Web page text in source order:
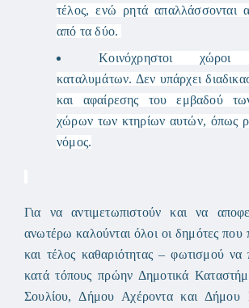
τέλος, ενώ ρητά απαλλάσσονται
από τα δύο.
Κοινόχρηστοι χώροι
καταλυμάτων. Δεν υπάρχει
και αφαίρεσης του εμβαδού
χώρων των κτηρίων αυτών, όπως
νόμος.
Για να αντιμετωπιστούν και να
ανωτέρω καλούνται όλοι οι δημότες
και τέλος καθαριότητας – φωτισμού
κατά τόπους πρώην Δημοτικά
Σουλίου, Δήμου Αχέροντα και Δήμου